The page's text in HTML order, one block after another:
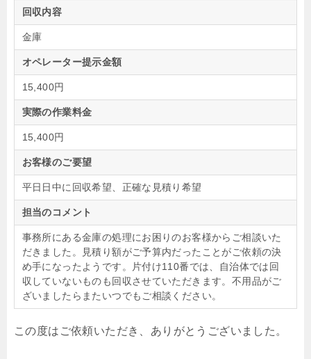
回収内容
金庫
オペレーター提示金額
15,400円
実際の作業料金
15,400円
お客様のご要望
平日日中に回収希望、正確な見積り希望
担当のコメント
事務所にある金庫の処理にお困りのお客様からご相談いた
だきました。見積り額がご予算内だったことがご依頼の決
め手になったようです。片付け110番では、自治体では回
収していないものも回収させていただきます。不用品がご
ざいましたらまたいつでもご相談ください。
この度はご依頼いただき、ありがとうございました。